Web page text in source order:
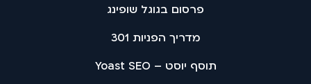
פרסום בגוגל שופינג
מדריך הפניות 301
תוסף יוסט – Yoast SEO